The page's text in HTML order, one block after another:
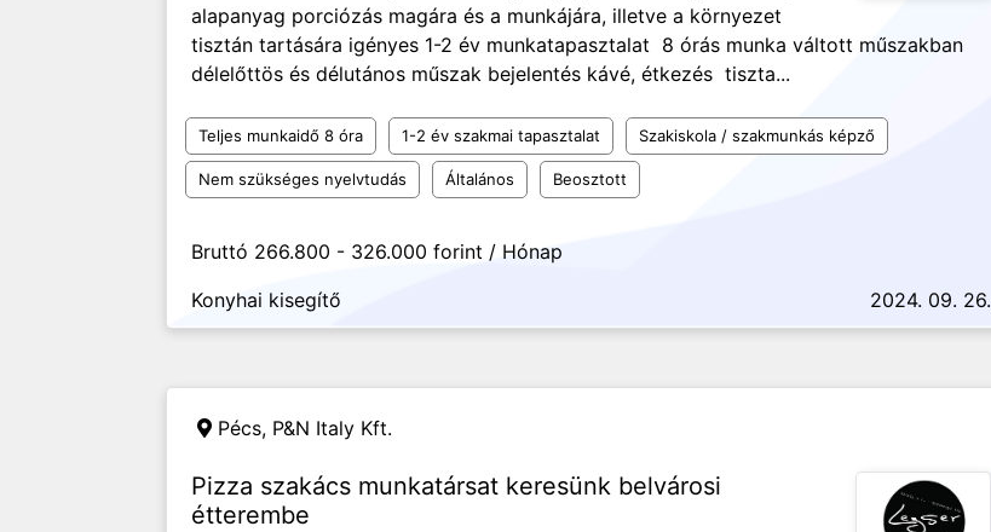
alapanyag porciózás magára és a munkájára, illetve a környezet
tisztán tartására igényes 1-2 év munkatapasztalat 8 órás munka váltott műszakban
délelőttös és délutános műszak bejelentés kávé, étkezés tiszta...
Teljes munkaidő 8 óra 1-2 év szakmai tapasztalat Szakiskola / szakmunkás képző
Nem szükséges nyelvtudás Általános Beosztott
Bruttó 266.800 - 326.000 forint / Hónap
Konyhai kisegítő
2024. 09. 26.
Pécs, P&N Italy Kft.
Pizza szakács munkatársat keresünk belvárosi
étterembe